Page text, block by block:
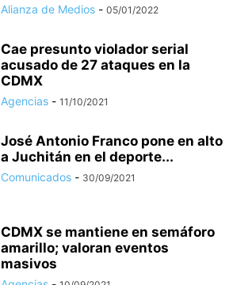
Alianza de Medios - 05/01/2022
Cae presunto violador serial
acusado de 27 ataques en la
CDMX
Agencias - 11/10/2021
José Antonio Franco pone en alto
a Juchitán en el deporte...
Comunicados - 30/09/2021
CDMX se mantiene en semáforo
amarillo; valoran eventos
masivos